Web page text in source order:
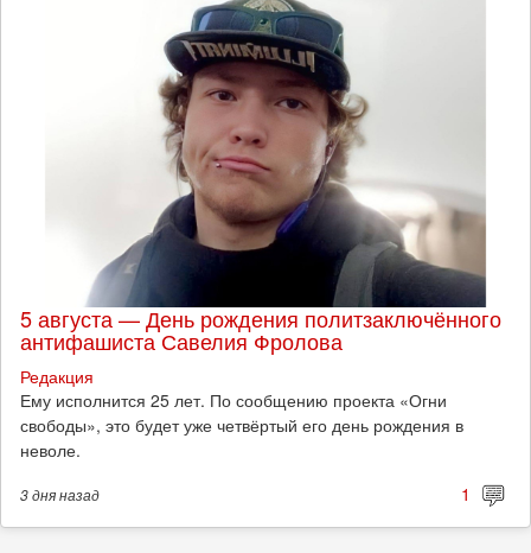
5 августа — День рождения политзаключённого
антифашиста Савелия Фролова
Редакция
Ему исполнится 25 лет. По сообщению проекта «Огни
свободы», это будет уже четвёртый его день рождения в
неволе.
3 дняназад 1